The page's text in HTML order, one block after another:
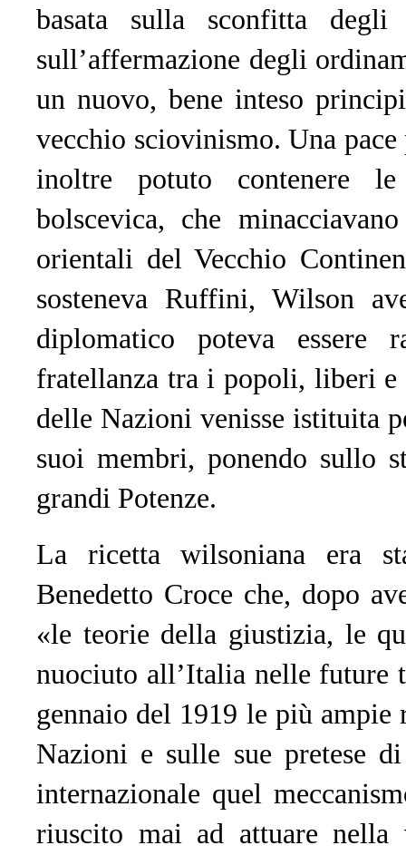
basata sulla sconfitta
sull’affermazione degli
un nuovo, bene inteso
vecchio sciovinismo. Una
inoltre potuto contenere
bolscevica, che
orientali del Vecchio
sosteneva Ruffini, Wilson
diplomatico poteva essere
fratellanza tra i popoli, liberi e
delle Nazioni venisse istituita
suoi membri, ponendo sullo
grandi Potenze.
La ricetta wilsoniana era
Benedetto Croce che, dopo
«le teorie della giustizia, le
nuociuto all’Italia nelle future
gennaio del 1919 le più ampie
Nazioni e sulle sue pretese
internazionale quel
riuscito mai ad attuare nella